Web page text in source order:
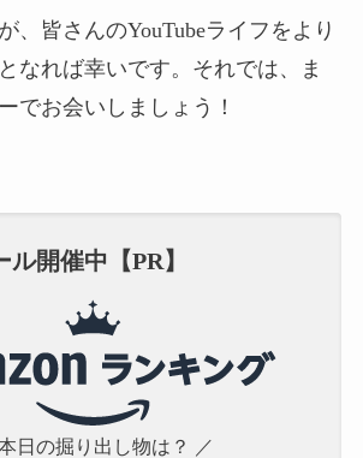
、皆さんのYouTubeライフをより
なれば幸いです。それでは、ま
でお会いしましょう！
ル開催中【PR】
日の掘り出し物は？ ／